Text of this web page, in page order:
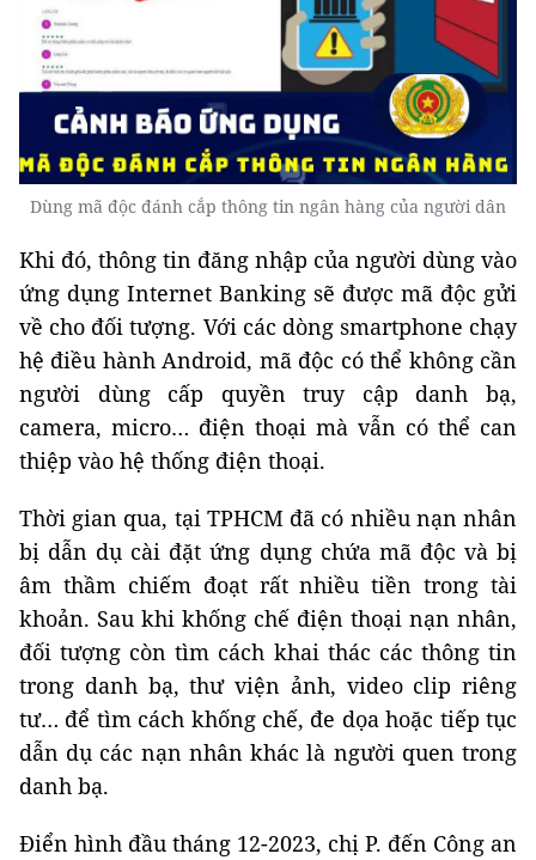
Dùng mã độc đánh cắp thông tin ngân hàng của người dân
Khi đó, thông tin đăng nhập của người dùng vào
ứng dụng Internet Banking sẽ được mã độc gửi
về cho đối tượng. Với các dòng smartphone chạy
hệ điều hành Android, mã độc có thể không cần
người dùng cấp quyền truy cập danh bạ,
camera, micro… điện thoại mà vẫn có thể can
thiệp vào hệ thống điện thoại.
Thời gian qua, tại TPHCM đã có nhiều nạn nhân
bị dẫn dụ cài đặt ứng dụng chứa mã độc và bị
âm thầm chiếm đoạt rất nhiều tiền trong tài
khoản. Sau khi khống chế điện thoại nạn nhân,
đối tượng còn tìm cách khai thác các thông tin
trong danh bạ, thư viện ảnh, video clip riêng
tư… để tìm cách khống chế, đe dọa hoặc tiếp tục
dẫn dụ các nạn nhân khác là người quen trong
danh bạ.
Điển hình đầu tháng 12-2023, chị P. đến Công an